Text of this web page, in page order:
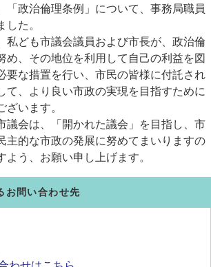
政治倫理条例」について、事務局職員
した。
ども市議会議員および市長が、政治倫
め、その地位を利用して自己の利益を図
要な措置を行い、市民の皆様に付託され
て、より良い市政の実現を目指すために
ざいます。
会は、「開かれた議会」を目指し、市
主的な市政の発展に努めてまいりますの
よう、お願い申し上げます。
お問い合わせ先